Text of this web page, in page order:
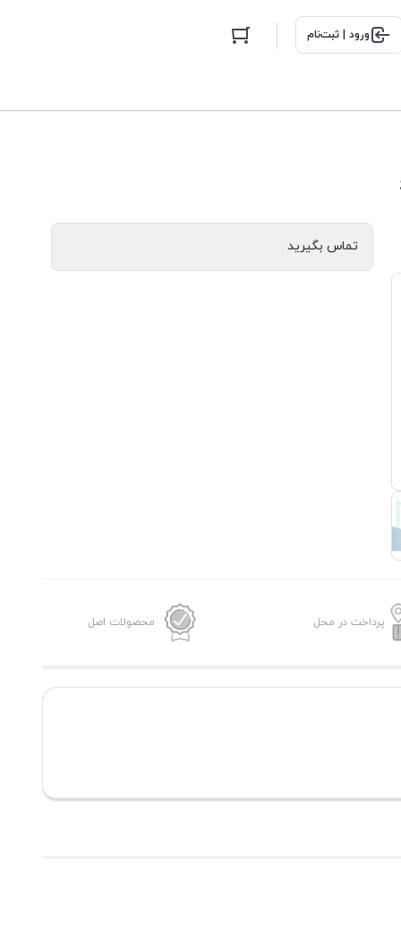
ورود | ثبت‌نام
تماس بگیرید
پرداخت در محل محصولات اصل